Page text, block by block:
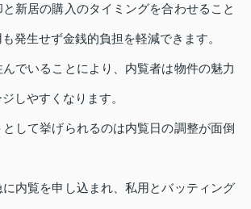
新居の購入のタイミングを合わせること
発生せず金銭的負担を軽減できます。
でいることにより、内覧者は物件の魅力
しやすくなります。
して挙げられるのは内覧日の調整が面倒
内覧を申し込まれ、私用とバッティング